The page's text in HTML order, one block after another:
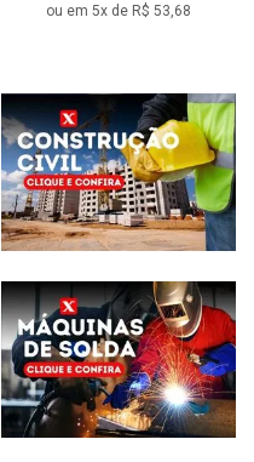
ou em 5x de R$ 53,68